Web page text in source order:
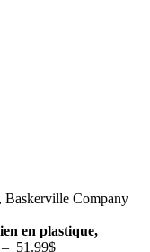
en plastique,
– 51.99$Plage